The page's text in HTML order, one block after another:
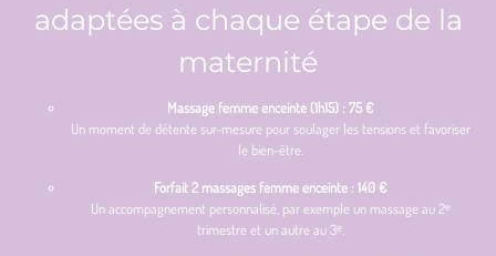
adaptées à chaque étape de la
maternité
Massage femme enceinte (1h15) : 75 €
Un moment de détente sur-mesure pour soulager les tensions et favoriser
le bien-être.
Forfait 2 massages femme enceinte : 140 €
Un accompagnement personnalisé, par exemple un massage au 2ᵉ
trimestre et un autre au 3ᵉ.